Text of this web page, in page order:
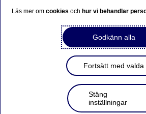
Nordea Bank Abp:
av egna aktier den
20.02.2024
Läs mer omcookiesoch hur vi behandlar
Godkänn alla
Fortsätt med valda
Stäng
inställningar